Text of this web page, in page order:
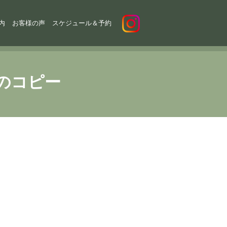
お客様の声 スケジュール＆予約
コピー